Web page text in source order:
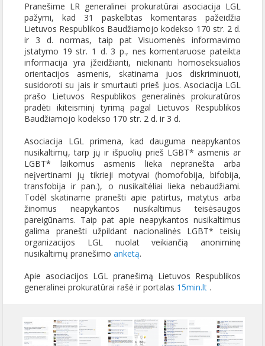
Pranešime LR generalinei prokuratūrai asociacija LGL
pažymi, kad 31 paskelbtas komentaras pažeidžia
Lietuvos Respublikos Baudžiamojo kodekso 170 str. 2 d.
ir 3 d. normas, taip pat Visuomenės informavimo
įstatymo 19 str. 1 d. 3 p., nes komentaruose pateikta
informacija yra įžeidžianti, niekinanti homoseksualios
orientacijos asmenis, skatinama juos diskriminuoti,
susidoroti su jais ir smurtauti prieš juos. Asociacija LGL
prašo Lietuvos Respublikos generalinės prokuratūros
pradėti ikiteisminį tyrimą pagal Lietuvos Respublikos
Baudžiamojo kodekso 170 str. 2 d. ir 3 d.
Asociacija LGL primena, kad dauguma neapykantos
nusikaltimų, tarp jų ir išpuolių prieš LGBT* asmenis ar
LGBT* laikomus asmenis lieka nepranešta arba
neįvertinami jų tikrieji motyvai (homofobija, bifobija,
transfobija ir pan.), o nusikaltėliai lieka nebaudžiami.
Todėl skatiname pranešti apie patirtus, matytus arba
žinomus neapykantos nusikaltimus teisėsaugos
pareigūnams. Taip pat apie neapykantos nusikaltimus
galima pranešti užpildant nacionalinės LGBT* teisių
organizacijos LGL nuolat veikiančią anoniminę
nusikaltimų pranešimo anketą.
Apie asociacijos LGL pranešimą Lietuvos Respublikos
generalinei prokuratūrai rašė ir portalas 15min.lt .